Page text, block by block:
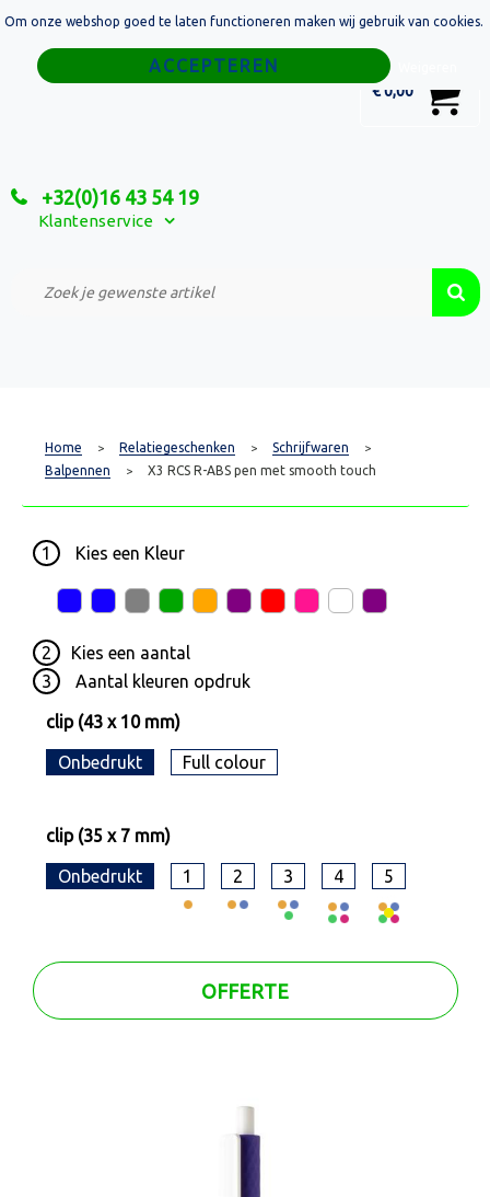
€ 0,00
+32(0)16 43 54 19
Klantenservice
Home
Relatiegeschenken
Custom Made Projecten
Home > Relatiegeschenken > Schrijfwaren >
Balpennen > X3 RCS R-ABS pen met smooth touch
1 Kies een Kleur
2 Kies een aantal
3
Aantal kleuren opdruk
clip (43 x 10 mm)
Onbedrukt Full colour
clip (35 x 7 mm)
Onbedrukt 1 2 3 4 5
OFFERTE
Om onze webshop goed te laten functioneren maken wij gebruik van cookies.